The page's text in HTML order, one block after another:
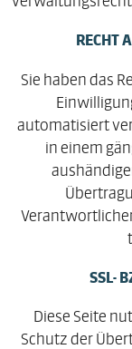
RECHT
Sie haben das
automatisiert
in einem
SSL-
Diese Seite
Schutz der